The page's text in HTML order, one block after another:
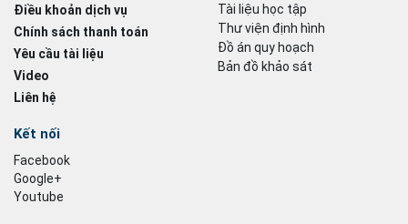
Điều khoản dịch vụ
Chính sách thanh toán
Yêu cầu tài liệu
Video
Liên hệ
Tài liệu học tập
Thư viện định hình
Đồ án quy hoạch
Bản đồ khảo sát
Kết nối
Facebook
Google+
Youtube